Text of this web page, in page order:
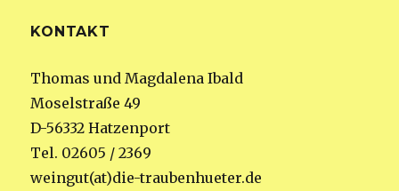
KONTAKT
Thomas und Magdalena Ibald
Moselstraße 49
D-56332 Hatzenport
Tel. 02605 / 2369
weingut(at)die-traubenhueter.de